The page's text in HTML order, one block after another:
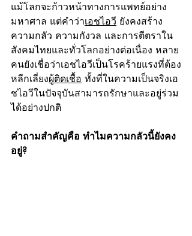
แม้โลกจะก้าวหน้าทางการแพทย์อย่าง
มหาศาล แต่คำว่าเอชไอวี ยังคงสร้าง
ความกลัว ความกังวล และการตีตราใน
สังคมไทยและทั่วโลกอย่างต่อเนื่อง หลาย
คนยังเชื่อว่าเอชไอวีเป็นโรคร้ายแรงที่ต้อง
หลีกเลี่ยงผู้ติดเชื้อ ทั้งที่ในความเป็นจริงเอ
ชไอวีในปัจจุบันสามารถรักษาและอยู่ร่วม
ได้อย่างปกติ
คำถามสำคัญคือ ทำไมความกลัวนี้ยังคง
อยู่?